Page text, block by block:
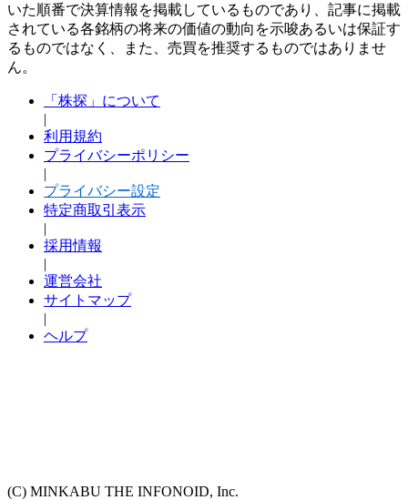
いた順番で決算情報を掲載しているものであり、記事に掲載
されている各銘柄の将来の価値の動向を示唆あるいは保証す
るものではなく、また、売買を推奨するものではありませ
ん。
「株探」について
|
利用規約
プライバシーポリシー
|
プライバシー設定
特定商取引表示
|
採用情報
|
運営会社
サイトマップ
|
ヘルプ
(C) MINKABU THE INFONOID, Inc.